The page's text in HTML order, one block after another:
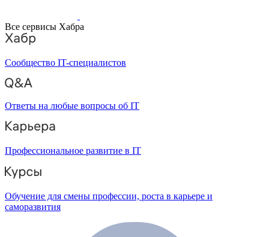
Все сервисы Хабра
Сообщество IT-специалистов
Ответы на любые вопросы об IT
Профессиональное развитие в IT
Обучение для смены профессии, роста в карьере и
саморазвития